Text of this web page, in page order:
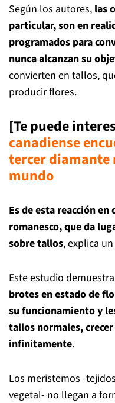
Según los autores, las
particular, son en
programados para
nunca alcanzan su
convierten en tallos,
producir flores.
[Te puede
canadiense
tercer diamante
mundo
Es de esta reacción en
romanesco, que da
sobre tallos, explica
Este estudio
brotes en estado de
su funcionamiento y
tallos normales,
infinitamente.
Los meristemos -
vegetal- no llegan a